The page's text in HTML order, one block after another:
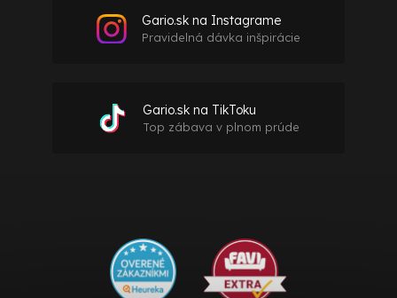
Gario.sk na Instagrame
Pravidelná dávka inšpirácie
Gario.sk na TikToku
Top zábava v plnom prúde